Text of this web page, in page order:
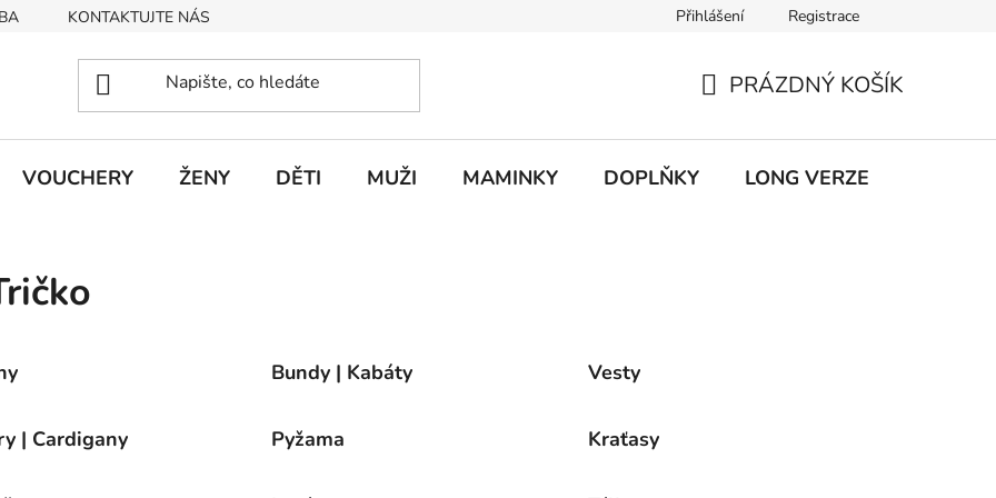
KONTAKTUJTE NÁS Podmínky ochrany osobních údajůPřihlášení Registrace
KOŠÍK
PRÁZDNÝ KOŠÍK
VOUCHERY ŽENY DĚTI MUŽI MAMINKY DOPLŇKY LONG VERZE
Bundy | Kabáty Vesty
| Cardigany Pyžama Kraťasy